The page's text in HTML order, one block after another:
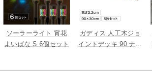
ソーラーライト 宵花
よいばな S 6個セット
ガディス 人工木ジョ
イントデッキ 90 ナチ